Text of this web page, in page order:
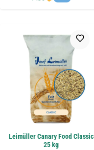
Leimüller Canary Food Classic
25 kg